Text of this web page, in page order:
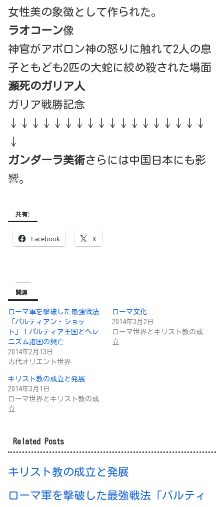
女性美の象徴として作られた。
ラオコーン像
神官がアポロン神の怒りに触れて2人の息
子ともども2匹の大蛇に絞め殺された場面
瀕死のガリア人
ガリア戦勝記念
↓↓↓↓↓↓↓↓↓↓↓↓↓↓↓↓↓↓
↓
ガンダーラ美術さらには中国日本にも影
響。
共有:
Facebook X
関連
ローマ軍を撃破した最強戦法
「パルティアン・ショッ
ト」！パルティア王国とヘレ
ニズム諸国の興亡
2014年2月13日
古代オリエント世界
ローマ文化
2014年3月2日
ローマ世界とキリスト教の成
立
キリスト教の成立と発展
2014年3月1日
ローマ世界とキリスト教の成
立
Related Posts
キリスト教の成立と発展
ローマ軍を撃破した最強戦法「パルティ